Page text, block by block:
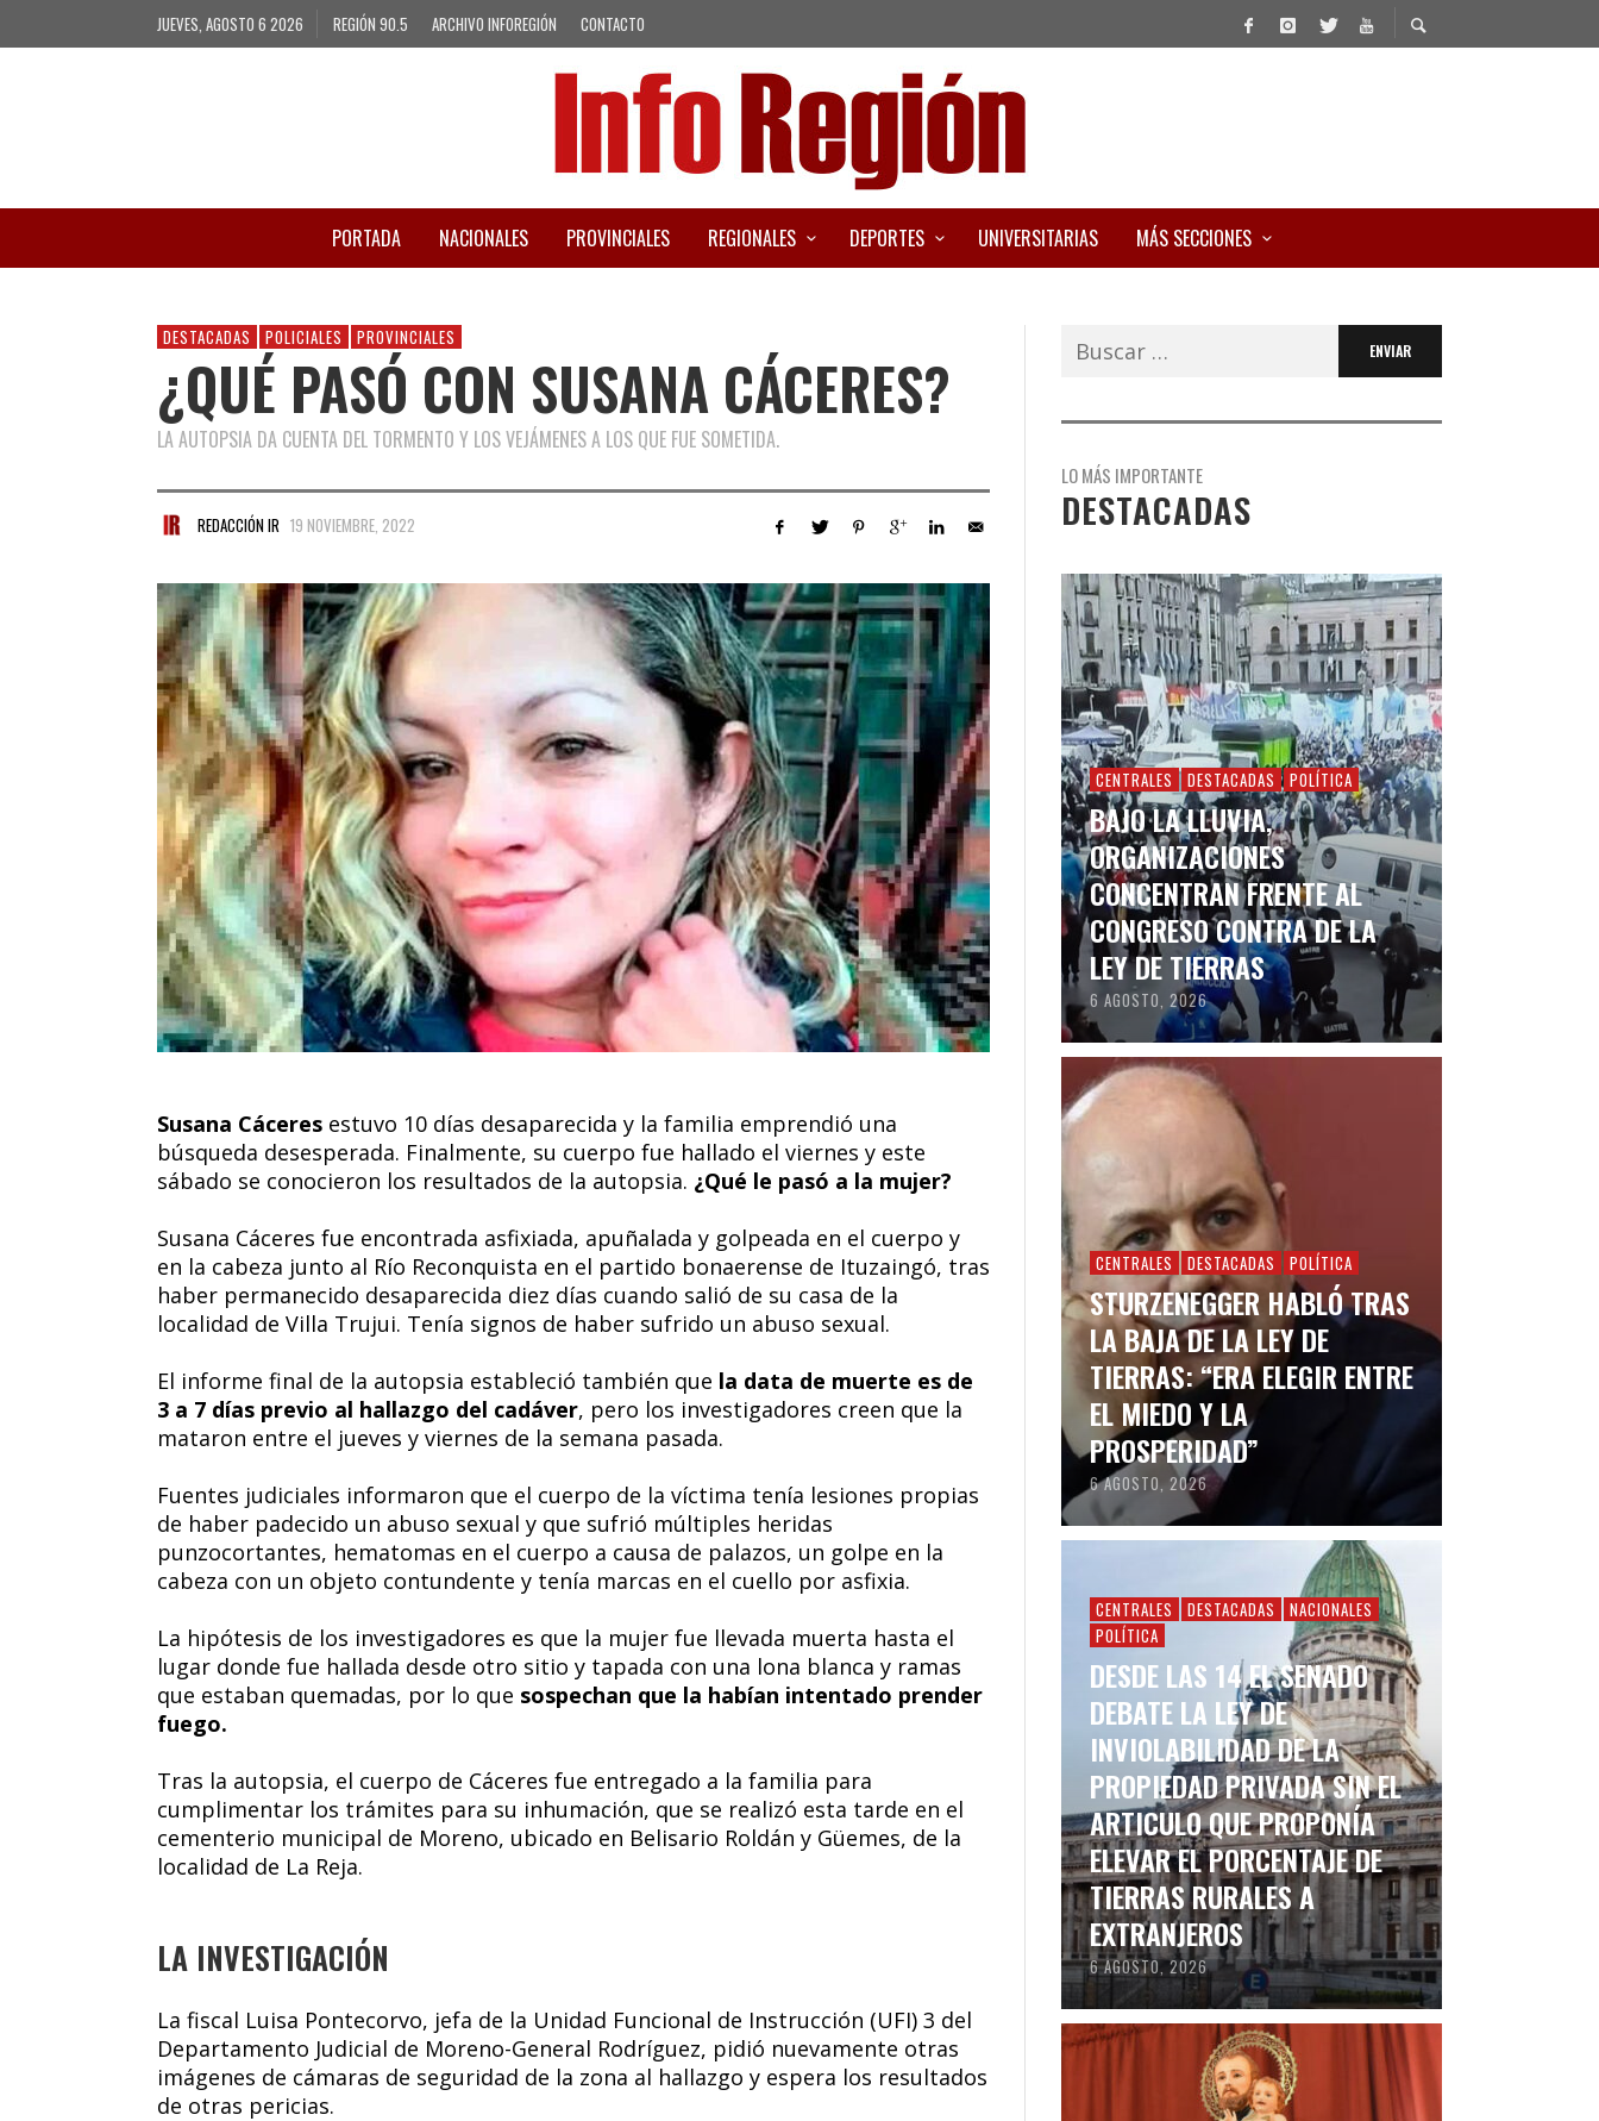
JUEVES, AGOSTO 6 2026 REGIÓN 90.5 ARCHIVO INFOREGIÓN CONTACTO
PORTADA NACIONALES PROVINCIALES REGIONALES DEPORTES UNIVERSITARIAS MÁS SECCIONES
DESTACADAS POLICIALES PROVINCIALES
¿QUÉ PASÓ CON SUSANA CÁCERES?
LA AUTOPSIA DA CUENTA DEL TORMENTO Y LOS VEJÁMENES A LOS QUE FUE SOMETIDA.
REDACCIÓN IR 19 NOVIEMBRE, 2022
Susana Cáceres estuvo 10 días desaparecida y la familia emprendió una
búsqueda desesperada. Finalmente, su cuerpo fue hallado el viernes y este
sábado se conocieron los resultados de la autopsia. ¿Qué le pasó a la mujer?
Susana Cáceres fue encontrada asfixiada, apuñalada y golpeada en el cuerpo y
en la cabeza junto al Río Reconquista en el partido bonaerense de Ituzaingó, tras
haber permanecido desaparecida diez días cuando salió de su casa de la
localidad de Villa Trujui. Tenía signos de haber sufrido un abuso sexual.
El informe final de la autopsia estableció también que la data de muerte es de
3 a 7 días previo al hallazgo del cadáver, pero los investigadores creen que la
mataron entre el jueves y viernes de la semana pasada.
Fuentes judiciales informaron que el cuerpo de la víctima tenía lesiones propias
de haber padecido un abuso sexual y que sufrió múltiples heridas
punzocortantes, hematomas en el cuerpo a causa de palazos, un golpe en la
cabeza con un objeto contundente y tenía marcas en el cuello por asfixia.
La hipótesis de los investigadores es que la mujer fue llevada muerta hasta el
lugar donde fue hallada desde otro sitio y tapada con una lona blanca y ramas
que estaban quemadas, por lo que sospechan que la habían intentado prender
fuego.
Tras la autopsia, el cuerpo de Cáceres fue entregado a la familia para
cumplimentar los trámites para su inhumación, que se realizó esta tarde en el
cementerio municipal de Moreno, ubicado en Belisario Roldán y Güemes, de la
localidad de La Reja.
LA INVESTIGACIÓN
La fiscal Luisa Pontecorvo, jefa de la Unidad Funcional de Instrucción (UFI) 3 del
Departamento Judicial de Moreno-General Rodríguez, pidió nuevamente otras
imágenes de cámaras de seguridad de la zona al hallazgo y espera los resultados
de otras pericias.
Buscar:
LO MÁS IMPORTANTE
DESTACADAS
CENTRALES DESTACADAS POLÍTICA
BAJO LA LLUVIA,
ORGANIZACIONES
CONCENTRAN FRENTE AL
CONGRESO CONTRA DE LA
LEY DE TIERRAS
6 AGOSTO, 2026
CENTRALES DESTACADAS POLÍTICA
STURZENEGGER HABLÓ TRAS
LA BAJA DE LA LEY DE
TIERRAS: “ERA ELEGIR ENTRE
EL MIEDO Y LA
PROSPERIDAD”
6 AGOSTO, 2026
CENTRALES DESTACADAS
NACIONALES
POLÍTICA
DESDE LAS 14 EL SENADO
DEBATE LA LEY DE
INVIOLABILIDAD DE LA
PROPIEDAD PRIVADA SIN EL
ARTICULO QUE PROPONÍA
ELEVAR EL PORCENTAJE DE
TIERRAS RURALES A
EXTRANJEROS
6 AGOSTO, 2026